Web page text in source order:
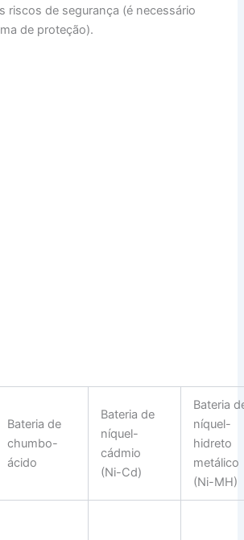
riscos de segurança (é necessário
de proteção).
Bateria de
chumbo-
ácido
Bateria de
níquel-
cádmio
(Ni-Cd)
Bateria
níquel-
hidreto
metálico
(Ni-MH)